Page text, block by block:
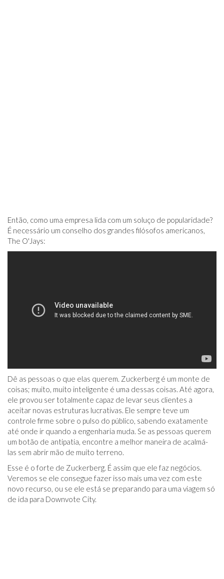
Então, como uma empresa lida com um soluço de popularidade?
É necessário um conselho dos grandes filósofos americanos,
The O'Jays:
Dê as pessoas o que elas querem. Zuckerberg é um monte de
coisas; muito, muito inteligente é uma dessas coisas. Até agora,
ele provou ser totalmente capaz de levar seus clientes a
aceitar novas estruturas lucrativas. Ele sempre teve um
controle firme sobre o pulso do público, sabendo exatamente
até onde ir quando a engenharia muda. Se as pessoas querem
um botão de antipatia, encontre a melhor maneira de acalmá-
las sem abrir mão de muito terreno.
Esse é o forte de Zuckerberg. É assim que ele faz negócios.
Veremos se ele consegue fazer isso mais uma vez com este
novo recurso, ou se ele está se preparando para uma viagem só
de ida para Downvote City.